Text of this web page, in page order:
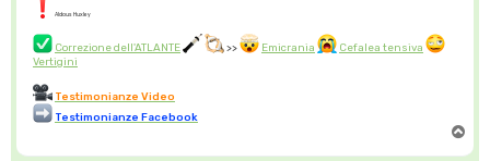
Aldous Huxley
Correzione dell'ATLANTE >> Emicrania
Cefalea tensiva
Vertigini
Testimonianze Video
Testimonianze Facebook
p